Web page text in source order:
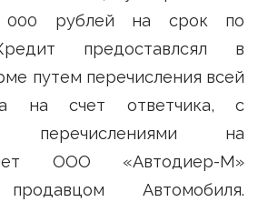
000 рублей на срок по
предоставлсял в
путем перечисления всей
на счет ответчика, с
перечислениями на
ООО «Автодиер-М»
Автомобиля.